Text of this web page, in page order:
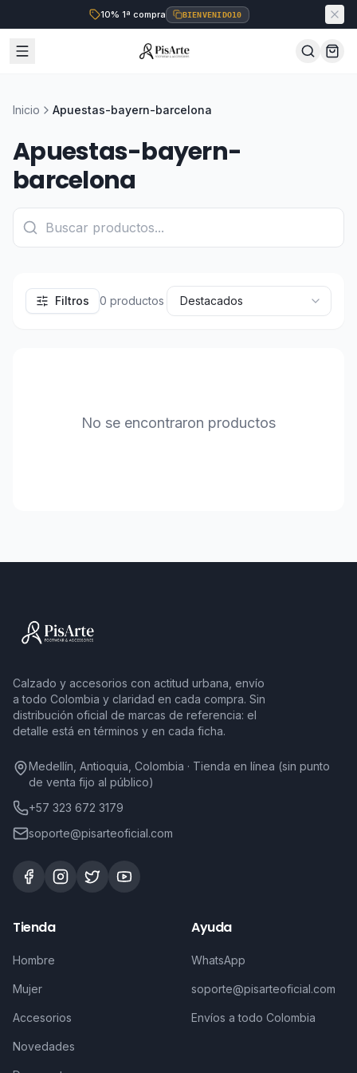
10% 1ª compra BIENVENIDO10
Inicio Apuestas-bayern-barcelona
Apuestas-bayern-
barcelona
Filtros 0 productos
No se encontraron productos
Calzado y accesorios con actitud urbana, envío
a todo Colombia y claridad en cada compra. Sin
distribución oficial de marcas de referencia: el
detalle está en términos y en cada ficha.
Medellín, Antioquia, Colombia · Tienda en línea (sin punto
de venta fijo al público)
+57 323 672 3179
soporte@pisarteoficial.com
Tienda
Hombre
Mujer
Accesorios
Novedades
Ayuda
WhatsApp
soporte@pisarteoficial.com
Envíos a todo Colombia